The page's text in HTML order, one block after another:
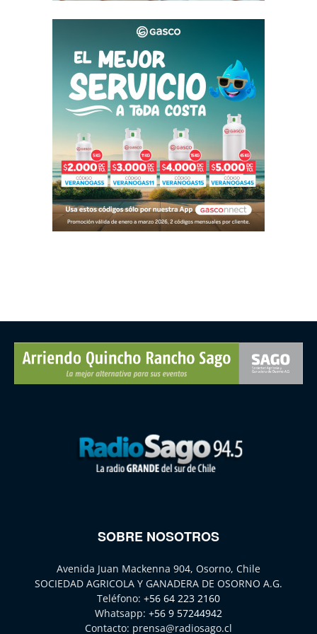
SOBRE NOSOTROS
Avenida Juan Mackenna 904, Osorno, Chile
SOCIEDAD AGRICOLA Y GANADERA DE OSORNO A.G.
Teléfono: +56 64 223 2160
Whatsapp: +56 9 57244942
Contacto: prensa@radiosago.cl